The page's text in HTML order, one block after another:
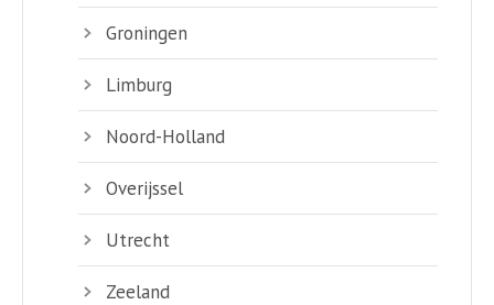
Groningen
Limburg
Noord-Holland
Overijssel
Utrecht
Zeeland